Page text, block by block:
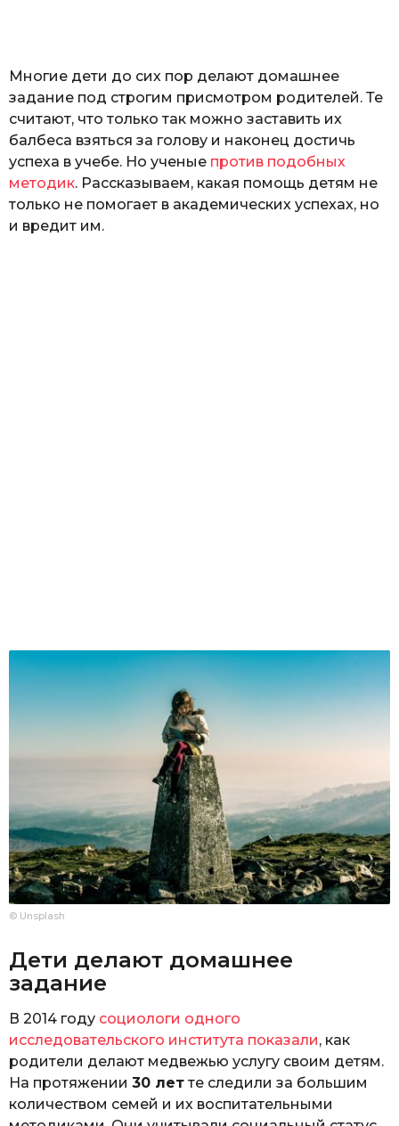
Многие дети до сих пор делают домашнее
задание под строгим присмотром родителей. Те
считают, что только так можно заставить их
балбеса взяться за голову и наконец достичь
успеха в учебе. Но ученые против подобных
методик. Рассказываем, какая помощь детям не
только не помогает в академических успехах, но
и вредит им.
© Unsplash
Дети делают домашнее
задание
В 2014 году социологи одного
исследовательского института показали, как
родители делают медвежью услугу своим детям.
На протяжении 30 летте следили за большим
количеством семей и их воспитательными